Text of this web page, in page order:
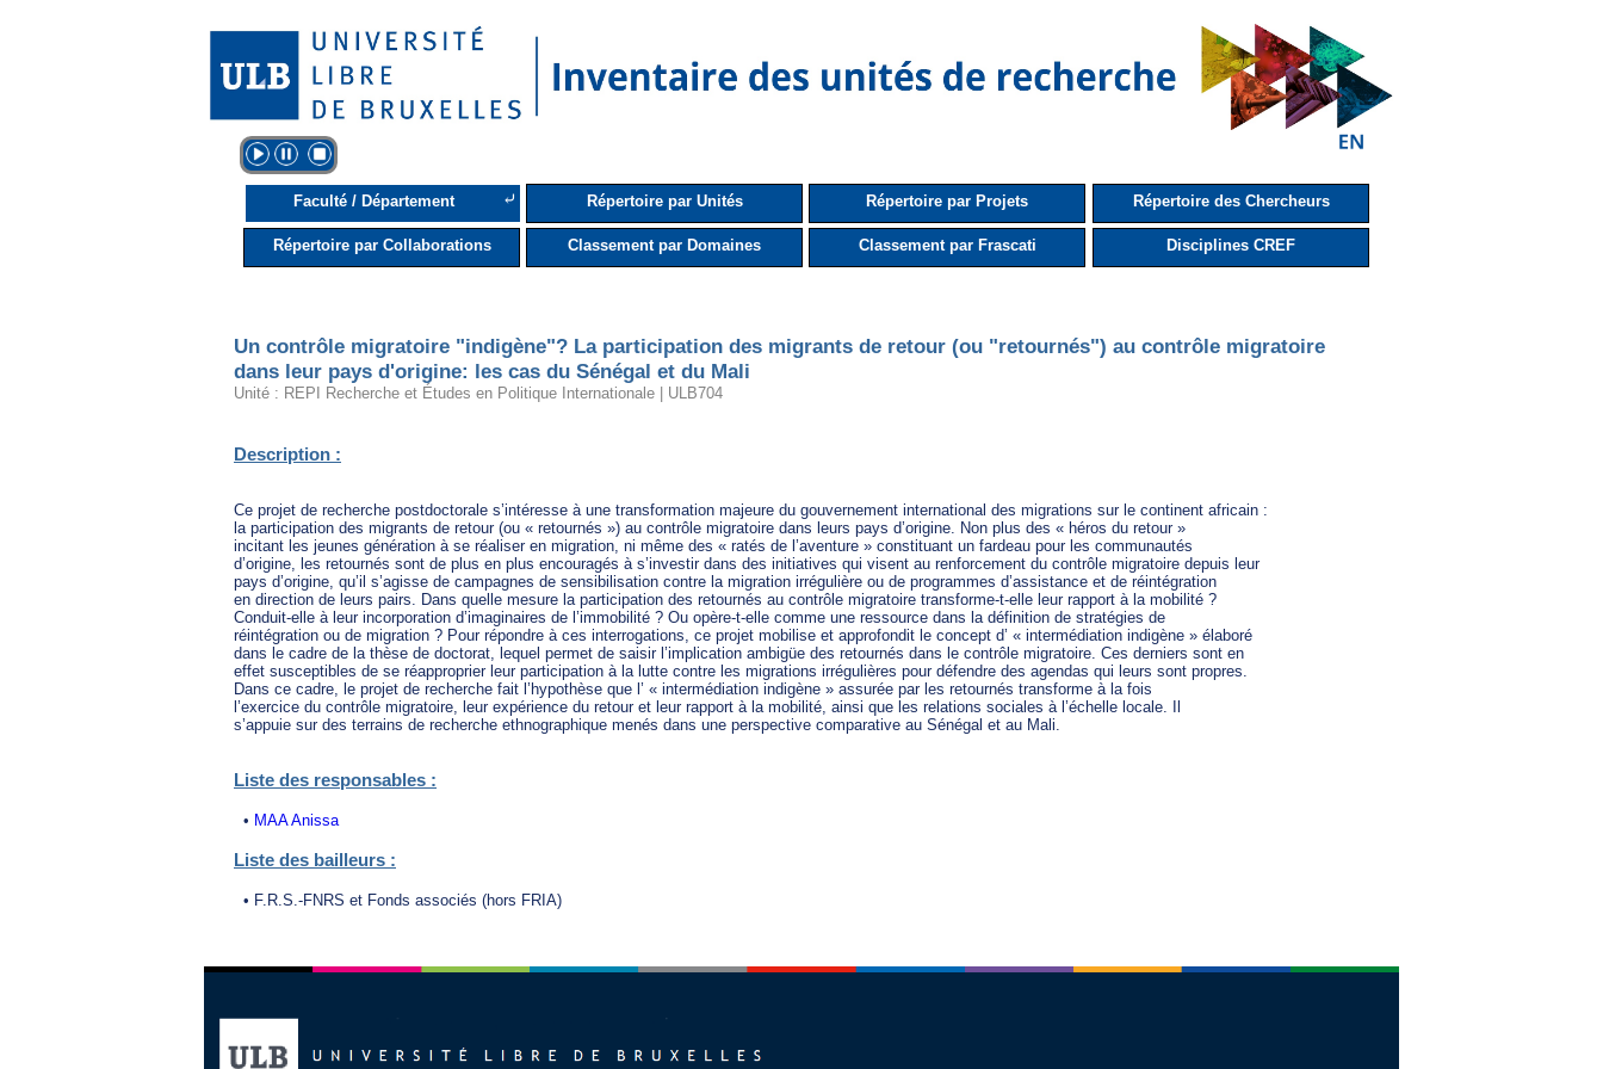
Faculté / Département ⤶ Répertoire par Unités Répertoire par Projets Répertoire des Chercheurs
Répertoire par Collaborations Classement par Domaines Classement par Frascati Disciplines CREF
Un contrôle migratoire "indigène"? La participation des migrants de retour (ou "retournés") au contrôle migratoire
dans leur pays d'origine: les cas du Sénégal et du Mali
Unité : REPI Recherche et Études en Politique Internationale | ULB704
Description :
Ce projet de recherche postdoctorale s’intéresse à une transformation majeure du gouvernement international des migrations sur le continent africain :
la participation des migrants de retour (ou « retournés ») au contrôle migratoire dans leurs pays d’origine. Non plus des « héros du retour »
incitant les jeunes génération à se réaliser en migration, ni même des « ratés de l’aventure » constituant un fardeau pour les communautés
d’origine, les retournés sont de plus en plus encouragés à s’investir dans des initiatives qui visent au renforcement du contrôle migratoire depuis leur
pays d’origine, qu’il s’agisse de campagnes de sensibilisation contre la migration irrégulière ou de programmes d’assistance et de réintégration
en direction de leurs pairs. Dans quelle mesure la participation des retournés au contrôle migratoire transforme-t-elle leur rapport à la mobilité ?
Conduit-elle à leur incorporation d’imaginaires de l’immobilité ? Ou opère-t-elle comme une ressource dans la définition de stratégies de
réintégration ou de migration ? Pour répondre à ces interrogations, ce projet mobilise et approfondit le concept d’ « intermédiation indigène » élaboré
dans le cadre de la thèse de doctorat, lequel permet de saisir l’implication ambigüe des retournés dans le contrôle migratoire. Ces derniers sont en
effet susceptibles de se réapproprier leur participation à la lutte contre les migrations irrégulières pour défendre des agendas qui leurs sont propres.
Dans ce cadre, le projet de recherche fait l’hypothèse que l’ « intermédiation indigène » assurée par les retournés transforme à la fois
l’exercice du contrôle migratoire, leur expérience du retour et leur rapport à la mobilité, ainsi que les relations sociales à l’échelle locale. Il
s’appuie sur des terrains de recherche ethnographique menés dans une perspective comparative au Sénégal et au Mali.
Liste des responsables :
• MAA Anissa
Liste des bailleurs :
• F.R.S.-FNRS et Fonds associés (hors FRIA)